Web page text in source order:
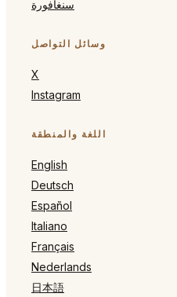
سنغافورة
وسائل التواصل
X
Instagram
اللغة والمنطقة
English
Deutsch
Español
Italiano
Français
Nederlands
日本語